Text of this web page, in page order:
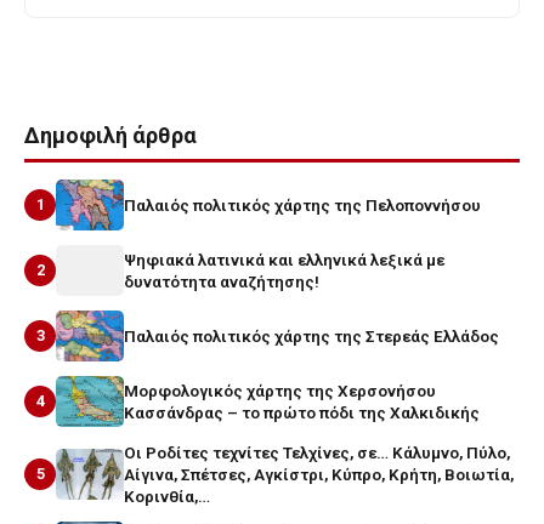
Δημοφιλή άρθρα
1 Παλαιός πολιτικός χάρτης της Πελοποννήσου
2
Ψηφιακά λατινικά και ελληνικά λεξικά με
δυνατότητα αναζήτησης!
3 Παλαιός πολιτικός χάρτης της Στερεάς Ελλάδος
4
Μορφολογικός χάρτης της Χερσονήσου
Κασσάνδρας – το πρώτο πόδι της Χαλκιδικής
5
Οι Ροδίτες τεχνίτες Τελχίνες, σε… Κάλυμνο, Πύλο,
Αίγινα, Σπέτσες, Αγκίστρι, Κύπρο, Κρήτη, Βοιωτία,
Κορινθία,…